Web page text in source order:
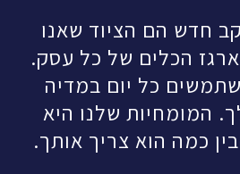
חדש הם הציוד שאנו
הכלים של כל עסק.
משתמשים כל יום במדיה
המומחיות שלנו היא
כמה הוא צריך אותך.